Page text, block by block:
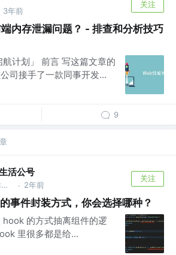
3年前
关注
内存泄漏问题？ - 排查和分析技巧
航计划」 前言 写这篇文章的
司接手了一款同事开发...
9
活公号
vx：神光的幸福生活 · 2年前
关注
事件封装方式，你会选择哪种？
的方式抽离组件的逻
里很多都是给...